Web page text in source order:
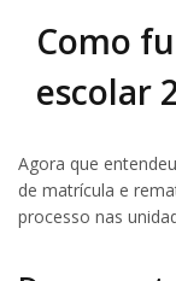
Como
escolar
Agora que
de matrícula e
processo nas